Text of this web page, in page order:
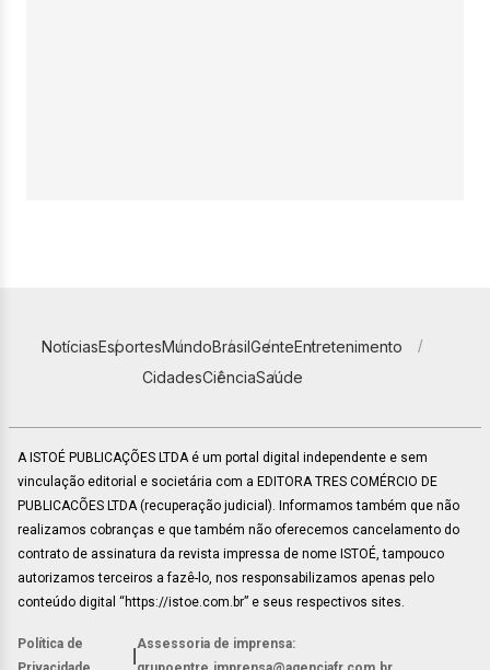
NotíciasEsportesMundoBrasilGenteEntretenimento
CidadesCiênciaSaúde
A ISTOÉ PUBLICAÇÕES LTDA é um portal digital independente e sem
vinculação editorial e societária com a EDITORA TRES COMÉRCIO DE
PUBLICACÕES LTDA (recuperação judicial). Informamos também que não
realizamos cobranças e que também não oferecemos cancelamento do
contrato de assinatura da revista impressa de nome ISTOÉ, tampouco
autorizamos terceiros a fazê-lo, nos responsabilizamos apenas pelo
conteúdo digital “https://istoe.com.br” e seus respectivos sites.
Política de
Assessoria de imprensa: